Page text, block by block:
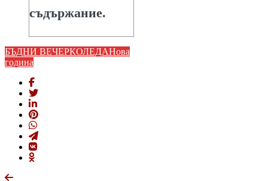
съдържание.
БЪДНИ ВЕЧЕРКОЛЕДАНова
година